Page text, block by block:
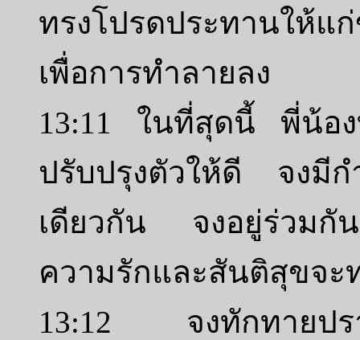
ทรงโปรดประทานให้
เพื่อการทำลายลง
13:11 ในที่สุดนี้ พี่น้อ
ปรับปรุงตัวให้ดี จงมีก
เดียวกัน จงอยู่ร่วมกั
ความรักและสันติสุขจะ
13:12 จงทักทายปรา